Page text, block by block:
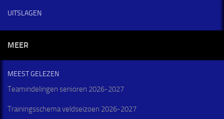
UITSLAGEN
MEER
MEEST GELEZEN
Teamindelingen senioren 2026-2027
Trainingsschema veldseizoen 2026-2027